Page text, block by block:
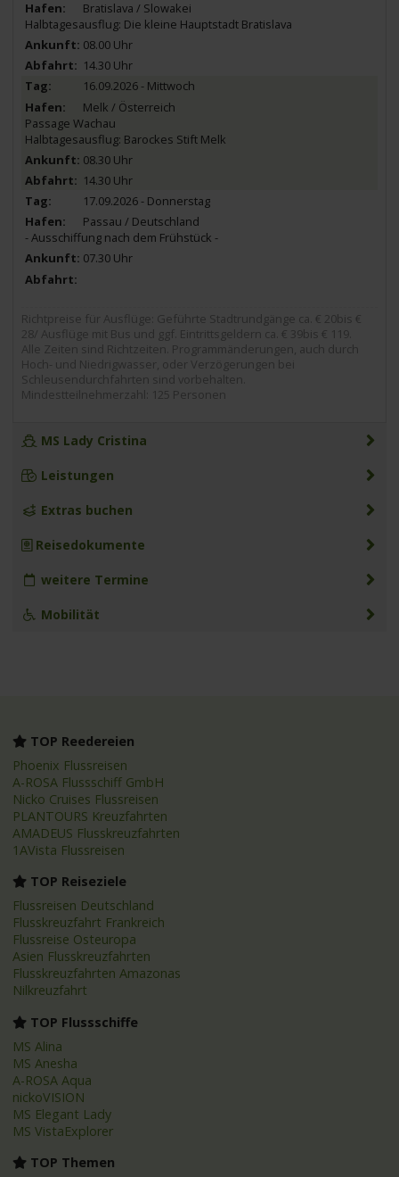
Bratislava / Slowakei
Halbtagesausflug: Die kleine Hauptstadt Bratislava
08.00 Uhr
14.30 Uhr
16.09.2026 - Mittwoch
Melk / Österreich
Passage Wachau
Halbtagesausflug: Barockes Stift Melk
08.30 Uhr
14.30 Uhr
17.09.2026 - Donnerstag
Passau / Deutschland
- Ausschiffung nach dem Frühstück -
07.30 Uhr
Richtpreise für Ausflüge: Geführte Stadtrundgänge ca. € 20bis €
28/ Ausflüge mit Bus und ggf. Eintrittsgeldern ca. € 39bis € 119.
Alle Zeiten sind Richtzeiten. Programmänderungen, auch durch
Hoch- und Niedrigwasser, oder Verzögerungen bei
Schleusendurchfahrten sind vorbehalten.
Mindestteilnehmerzahl: 125 Personen
MS Lady Cristina
Leistungen
Extras buchen
Reisedokumente
weitere Termine
Mobilität
TOP Reedereien
Phoenix Flussreisen
A-ROSA Flussschiff GmbH
Nicko Cruises Flussreisen
PLANTOURS Kreuzfahrten
AMADEUS Flusskreuzfahrten
1AVista Flussreisen
TOP Reiseziele
Flussreisen Deutschland
Flusskreuzfahrt Frankreich
Flussreise Osteuropa
Asien Flusskreuzfahrten
Flusskreuzfahrten Amazonas
Nilkreuzfahrt
TOP Flussschiffe
MS Alina
MS Anesha
A-ROSA Aqua
nickoVISION
MS Elegant Lady
MS VistaExplorer
TOP Themen